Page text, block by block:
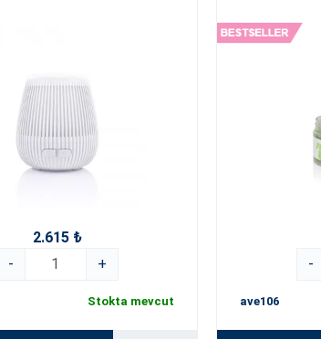
2.615 ₺
-
+
Stokta mevcut
-
ave106